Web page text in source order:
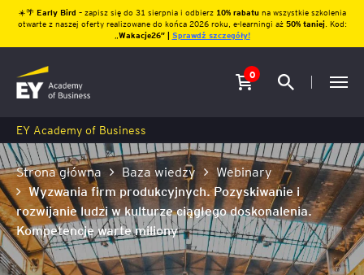
☀️🌴 Early Bird – zapisz się do 31 sierpnia i odbierz10% rabatu na wszystkie szkolenia
otwarte z naszej oferty realizowane do końca 2026 roku, e-learningi aż 50% taniej. Kod:
Wakacje26″ | Sprawdź szczegóły!
0
EY Academy of Business
Strona główna Baza wiedzy
Webinary
Wyzwania firm produkcyjnych. Pozyskiwanie i
rozwijanie ludzi w kulturze ciągłego doskonalenia.
Kompetencje warte miliony